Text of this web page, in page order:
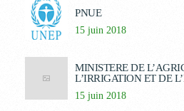
PNUE
15 juin 2018
MINISTERE DE
L’IRRIGATION ET DE
15 juin 2018